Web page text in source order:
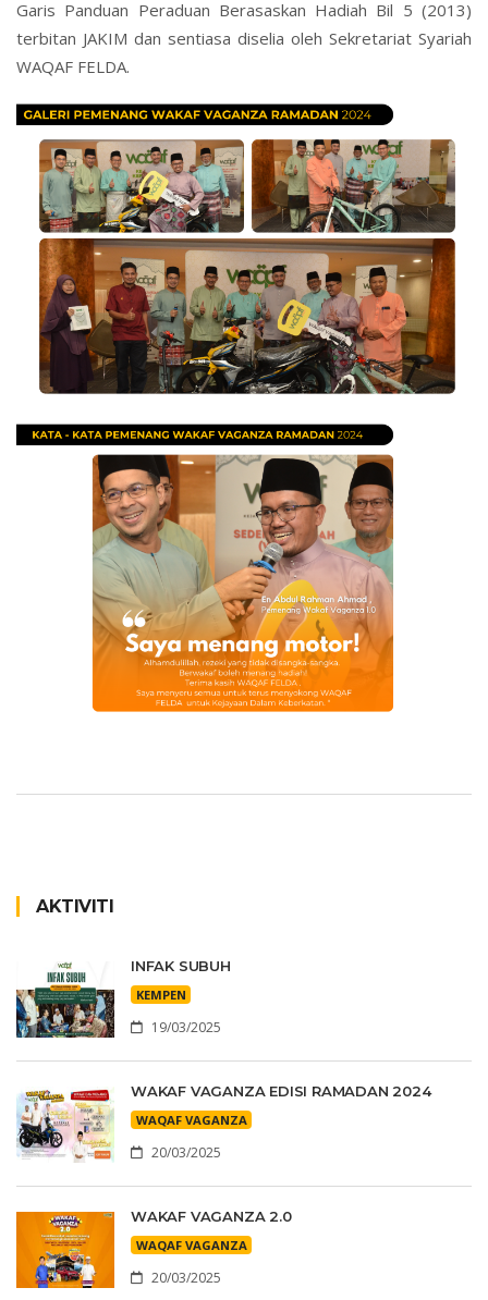
AKTIVITI
INFAK SUBUH
KEMPEN
19/03/2025
WAKAF VAGANZA EDISI RAMADAN 2024
WAQAF VAGANZA
20/03/2025
WAKAF VAGANZA 2.0
WAQAF VAGANZA
20/03/2025
Garis Panduan Peraduan Berasaskan Hadiah Bil 5 (2013)
terbitan JAKIM dan sentiasa diselia oleh Sekretariat Syariah
WAQAF FELDA.